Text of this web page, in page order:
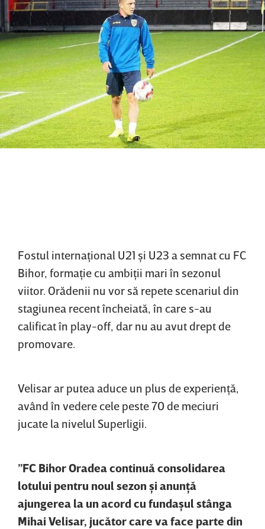
Fostul internaţional U21 şi U23 a semnat cu FC
Bihor, formaţie cu ambiţii mari în sezonul
viitor. Orădenii nu vor să repete scenariul din
stagiunea recent încheiată, în care s-au
calificat în play-off, dar nu au avut drept de
promovare.
Velisar ar putea aduce un plus de experienţă,
având în vedere cele peste 70 de meciuri
jucate la nivelul Superligii.
”FC Bihor Oradea continuă consolidarea
lotului pentru noul sezon şi anunţă
ajungerea la un acord cu fundaşul stânga
Mihai Velisar, jucător care va face parte din